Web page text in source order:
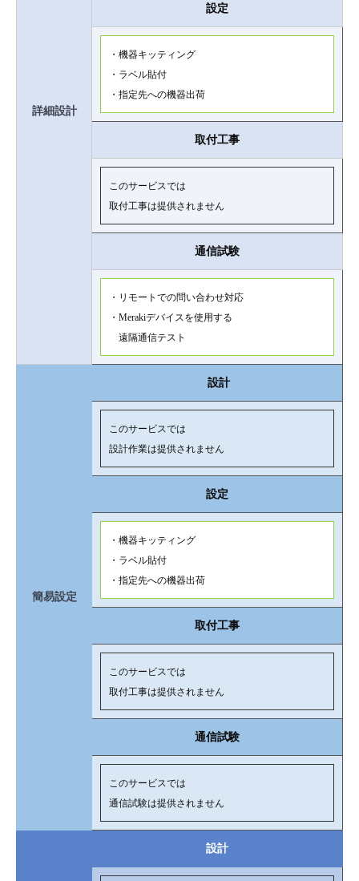
詳細設計
設定
・機器キッティング
・ラベル貼付
・指定先への機器出荷
取付工事
このサービスでは
取付工事は提供されません
通信試験
・リモートでの問い合わせ対応
・Merakiデバイスを使用する
遠隔通信テスト
簡易設定
設計
このサービスでは
設計作業は提供されません
設定
・機器キッティング
・ラベル貼付
・指定先への機器出荷
取付工事
このサービスでは
取付工事は提供されません
通信試験
このサービスでは
通信試験は提供されません
設計